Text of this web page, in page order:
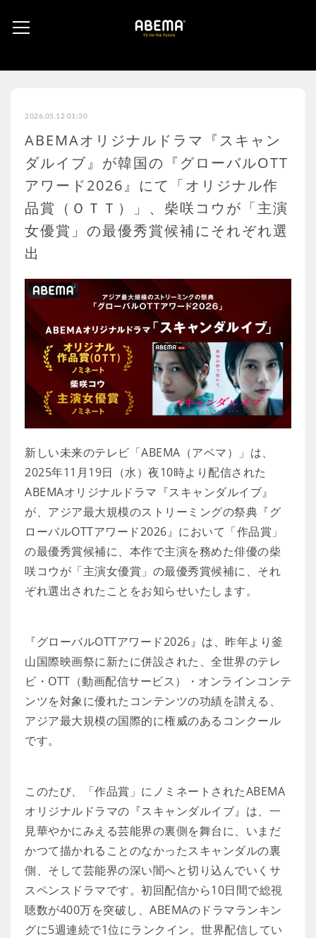
2026.05.12 01:30
ABEMAオリジナルドラマ『スキャン
ダルイブ』が韓国の『グローバルOTT
アワード2026』にて「オリジナル作
品賞（ＯＴＴ）」、柴咲コウが「主演
女優賞」の最優秀賞候補にそれぞれ選
出
新しい未来のテレビ「ABEMA（アベマ）」は、
2025年11月19日（水）夜10時より配信された
ABEMAオリジナルドラマ『スキャンダルイブ』
が、アジア最大規模のストリーミングの祭典『グ
ローバルOTTアワード2026』において「作品賞」
の最優秀賞候補に、本作で主演を務めた俳優の柴
咲コウが「主演女優賞」の最優秀賞候補に、それ
ぞれ選出されたことをお知らせいたします。
『グローバルOTTアワード2026』は、昨年より釜
山国際映画祭に新たに併設された、全世界のテレ
ビ・OTT（動画配信サービス）・オンラインコンテ
ンツを対象に優れたコンテンツの功績を讃える、
アジア最大規模の国際的に権威のあるコンクール
です。
このたび、「作品賞」にノミネートされたABEMA
オリジナルドラマの『スキャンダルイブ』は、一
見華やかにみえる芸能界の裏側を舞台に、いまだ
かつて描かれることのなかったスキャンダルの裏
側、そして芸能界の深い闇へと切り込んでいくサ
スペンスドラマです。初回配信から10日間で総視
聴数が400万を突破し、ABEMAのドラマランキン
グに5週連続で1位にランクイン。世界配信してい